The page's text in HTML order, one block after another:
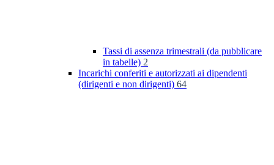
Tassi di assenza trimestrali (da pubblicare
in tabelle) 2
Incarichi conferiti e autorizzati ai dipendenti
(dirigenti e non dirigenti) 64